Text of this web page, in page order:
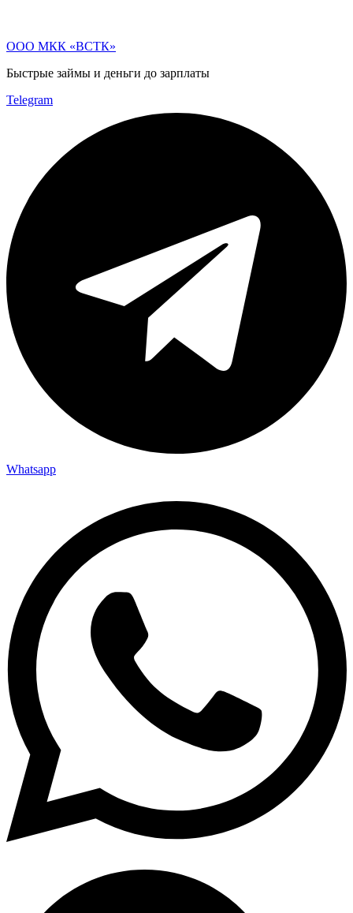
содержимому
ООО МКК «ВСТК»
Быстрые займы и деньги до зарплаты
Telegram
Whatsapp